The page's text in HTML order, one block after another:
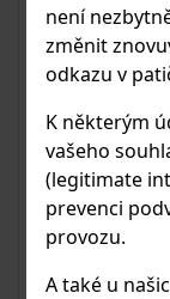
není
změnit
odkazu v
K některým
vašeho
(legitimate
prevenci
provozu.
A také u
Vrut,